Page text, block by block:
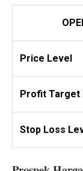
Price Level
Profit Target
Stop Loss